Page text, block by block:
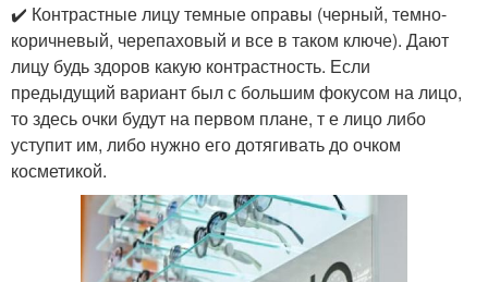
✔️ Контрастные лицу темные оправы (черный, темно-
коричневый, черепаховый и все в таком ключе). Дают
лицу будь здоров какую контрастность. Если
предыдущий вариант был с большим фокусом на лицо,
то здесь очки будут на первом плане, т е лицо либо
уступит им, либо нужно его дотягивать до очком
косметикой.